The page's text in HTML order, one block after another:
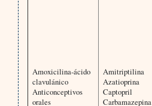
Amoxicilina-ácido
clavulánico
Anticonceptivos
orales
Amitriptilina
Azatioprina
Captopril
Carbamazepina